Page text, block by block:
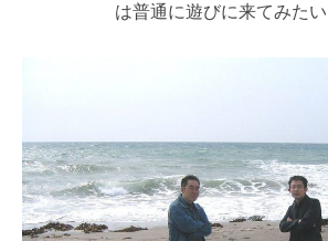
は普通に遊びに来てみたい